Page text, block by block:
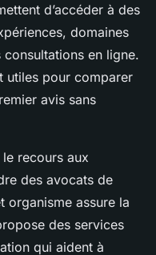
d’accéder à des
domaines
en ligne.
utiles pour comparer
avis sans
recours aux
des avocats de
organisme assure la
des services
qui aident à